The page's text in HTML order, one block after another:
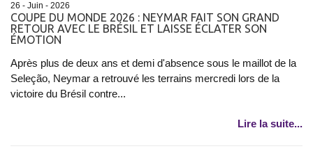
26 - Juin - 2026
COUPE DU MONDE 2026 : NEYMAR FAIT SON GRAND
RETOUR AVEC LE BRÉSIL ET LAISSE ÉCLATER SON
ÉMOTION
Après plus de deux ans et demi d'absence sous le maillot de la
Seleção, Neymar a retrouvé les terrains mercredi lors de la
victoire du Brésil contre...
Lire la suite...